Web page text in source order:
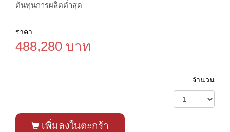
ต้นทุนการผลิตต่ำสุด
ราคา
488,280 บาท
จำนวน
เพิ่มลงในตะกร้า